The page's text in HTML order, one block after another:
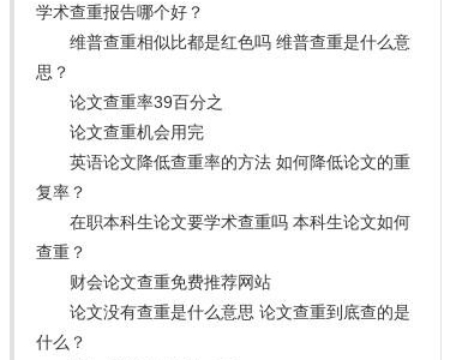
学术查重报告哪个好？
维普查重相似比都是红色吗 维普查重是什么意
思？
论文查重率39百分之
论文查重机会用完
英语论文降低查重率的方法 如何降低论文的重
复率？
在职本科生论文要学术查重吗 本科生论文如何
查重？
财会论文查重免费推荐网站
论文没有查重是什么意思 论文查重到底查的是
什么？